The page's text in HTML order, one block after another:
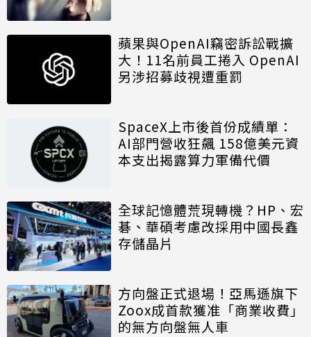
蘋果與OpenAI竊密訴訟戰擴
大！11名前員工捲入 OpenAI
另涉招募歧視遭重罰
SpaceX上市後首份成績單：
AI部門營收狂飆 158億美元資
本支出揭露算力軍備代價
全球記憶體荒現轉機？HP、宏
碁、華碩考慮改採用中國長鑫
存儲晶片
方向盤正式退場！亞馬遜旗下
Zoox成首款獲准「商業收費」
的無方向盤無人車